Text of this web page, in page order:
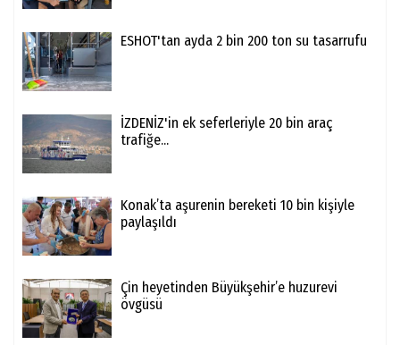
ESHOT'tan ayda 2 bin 200 ton su tasarrufu
İZDENİZ'in ek seferleriyle 20 bin araç
trafiğe...
Konak’ta aşurenin bereketi 10 bin kişiyle
paylaşıldı
Çin heyetinden Büyükşehir’e huzurevi
övgüsü